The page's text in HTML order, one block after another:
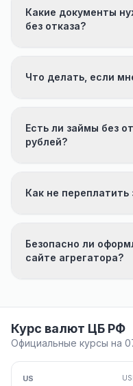
Какие документы
без отказа?
Что делать, если
Есть ли займы без
рублей?
Как не переплатить
Безопасно ли
сайте агрегатора?
Курс валют ЦБ РФ
Официальные курсы на
US